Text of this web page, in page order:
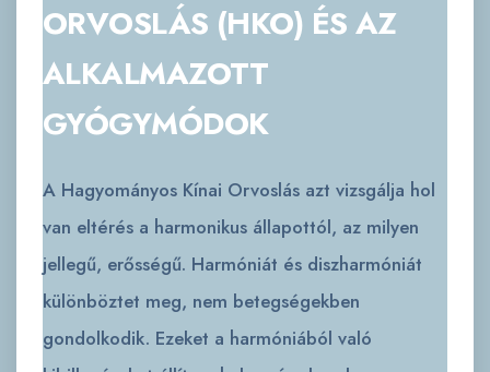
ORVOSLÁS (HKO) ÉS AZ
ALKALMAZOTT
GYÓGYMÓDOK
A Hagyományos Kínai Orvoslás azt vizsgálja hol
van eltérés a harmonikus állapottól, az milyen
jellegű, erősségű. Harmóniát és diszharmóniát
különböztet meg, nem betegségekben
gondolkodik. Ezeket a harmóniából való